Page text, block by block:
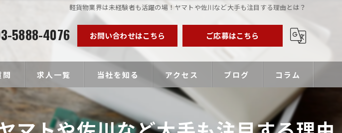
軽貨物業界は未経験者も活躍の場！ヤマトや佐川など大手も注目する理由とは？
5888-4076 お問い合わせはこちら ご応募はこちら
問 求人一覧 当社を知る
個人事業主
アクセス ブログ コラム